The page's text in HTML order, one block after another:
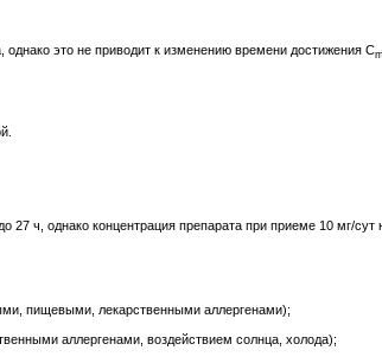
это не приводит к изменению времени достижения C
27 ч, однако концентрация препарата при приеме 10 мг/
пищевыми, лекарственными аллергенами);
аллергенами, воздействием солнца, холода);